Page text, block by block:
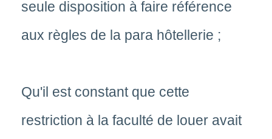
seule disposition à faire référence
aux règles de la para hôtellerie ;
Qu'il est constant que cette
restriction à la faculté de louer avait